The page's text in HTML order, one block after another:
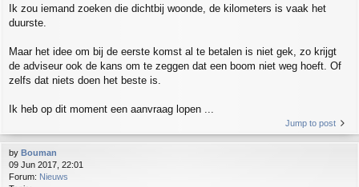
Ik zou iemand zoeken die dichtbij woonde, de kilometers is vaak het
duurste.
Maar het idee om bij de eerste komst al te betalen is niet gek, zo krijgt
de adviseur ook de kans om te zeggen dat een boom niet weg hoeft. Of
zelfs dat niets doen het beste is.
Ik heb op dit moment een aanvraag lopen ...
Jump to post
by Bouman
09 Jun 2017, 22:01
Forum: Nieuws